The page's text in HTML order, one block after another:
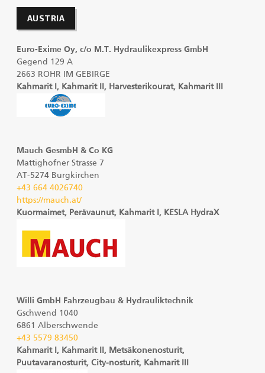
Sykeprosessori
Kahmarit I
AUSTRIA
Euro-Exime Oy, c/o M.T. Hydraulikexpress GmbH
Gegend 129 A
2663 ROHR IM GEBIRGE
Kahmarit I, Kahmarit II, Harvesterikourat, Kahmarit III
Mauch GesmbH & Co KG
Mattighofner Strasse 7
AT-5274 Burgkirchen
+43 664 4026740
https://mauch.at/
Kuormaimet, Perävaunut, Kahmarit I, KESLA HydraX
Willi GmbH Fahrzeugbau & Hydrauliktechnik
Gschwend 1040
6861 Alberschwende
+43 5579 83450
Kahmarit I, Kahmarit II, Metsäkonenosturit,
Puutavaranosturit, City-nosturit, Kahmarit III